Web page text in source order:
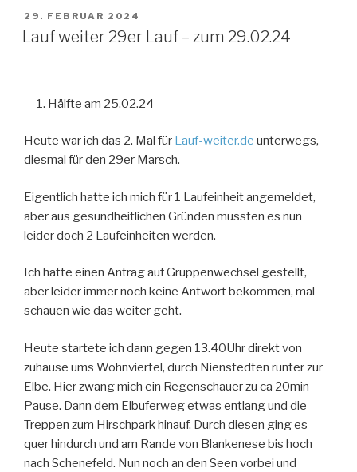
VERÖFFENTLICHT
AM
29. FEBRUAR 2024
Lauf weiter 29er Lauf – zum 29.02.24
Hälfte am 25.02.24
Heute war ich das 2. Mal für Lauf-weiter.de unterwegs,
diesmal für den 29er Marsch.
Eigentlich hatte ich mich für 1 Laufeinheit angemeldet,
aber aus gesundheitlichen Gründen mussten es nun
leider doch 2 Laufeinheiten werden.
Ich hatte einen Antrag auf Gruppenwechsel gestellt,
aber leider immer noch keine Antwort bekommen, mal
schauen wie das weiter geht.
Heute startete ich dann gegen 13.40Uhr direkt von
zuhause ums Wohnviertel, durch Nienstedten runter zur
Elbe. Hier zwang mich ein Regenschauer zu ca 20min
Pause. Dann dem Elbuferweg etwas entlang und die
Treppen zum Hirschpark hinauf. Durch diesen ging es
quer hindurch und am Rande von Blankenese bis hoch
nach Schenefeld. Nun noch an den Seen vorbei und